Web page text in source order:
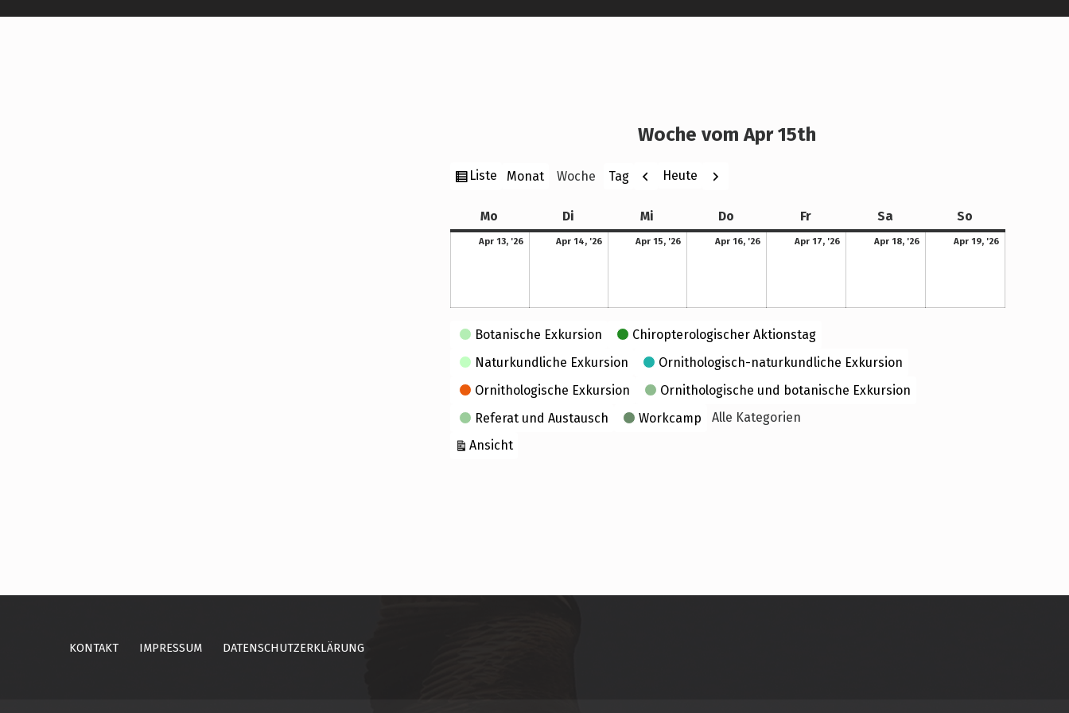
Woche vom Apr 15th
Ansicht
Liste Monat Woche Tag Zurück
Heute Weiter
Mo Di Mi Do Fr Sa So
Apr 13, '26
13. April 2026
Apr 14, '26
14. April 2026
Apr 15, '26
15. April 2026
Apr 16, '26
16. April 2026
Apr 17, '26
17. April 2026
Apr 18, '26
18. April 2026
Apr 19, '26
19. April 2026
Kategorien
Botanische Exkursion
Chiropterologischer Aktionstag
Naturkundliche Exkursion
Ornithologisch-naturkundliche Exkursion
Ornithologische Exkursion
Ornithologische und botanische Exkursion
Referat und Austausch
Workcamp
Alle Kategorien
Ansichtausdrucken
KONTAKT IMPRESSUM DATENSCHUTZERKLÄRUNG